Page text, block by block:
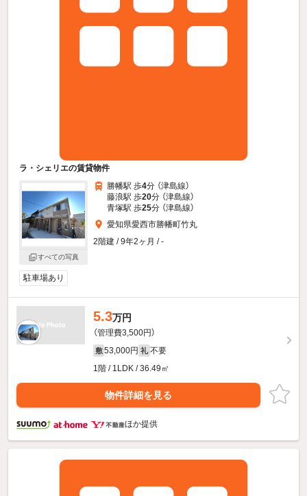
ラ・シェリエの賃貸物件
すべての写真
勝幡駅 歩4分 （津島線）
藤浪駅 歩20分 （津島線）
青塚駅 歩25分 （津島線）
愛知県愛西市勝幡町竹丸
2階建 / 9年2ヶ月 / -
駐車場あり
5.3万円
（管理費3,500円）
敷 53,000円 礼 不要
1階 / 1LDK / 36.49㎡
物件詳細を見る
ほか提供